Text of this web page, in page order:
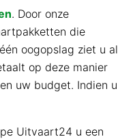
. Door onze
die
oogopslag ziet u al
op deze manier
uw budget. Indien u
Uitvaart24 u een